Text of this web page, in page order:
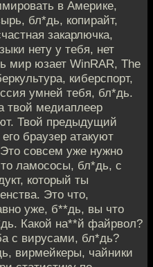
в Америке,
бл*дь, копирайт,
закарлючка,
нету у тебя, нет
мир юзает WinRAR, The
киберспорт,
умней тебя, бл*дь.
твой медиаплеер
Твой предыдущий
браузер атакуют
совсем уже нужно
ламососы, бл*дь, с
который ты
Это что,
уже, б**дь, вы что
Какой на**й файрвол?
с вирусами, бл*дь?
вирмейкеры, чайники